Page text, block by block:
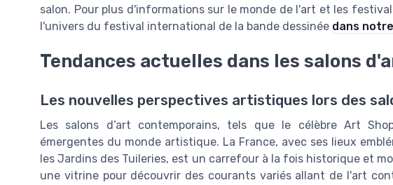
salon. Pour plus d'informations sur le monde de l'art et les
l'univers du festival international de la bande dessinée dans
Tendances actuelles dans les salons
Les nouvelles perspectives artistiques lors des
Les salons d’art contemporains, tels que le célèbre Art
émergentes du monde artistique. La France, avec ses lieux
les Jardins des Tuileries, est un carrefour à la fois historique et
une vitrine pour découvrir des courants variés allant de l'art